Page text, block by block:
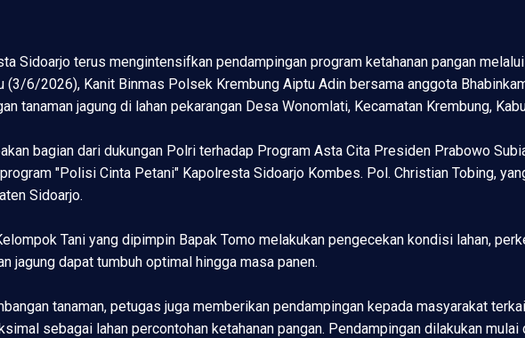
Sidoarjo terus mengintensifkan pendampingan program ketahanan pangan
(3/6/2026), Kanit Binmas Polsek Krembung Aiptu Adin bersama anggota
tanaman jagung di lahan pekarangan Desa Wonomlati, Kecamatan Krembung,
bagian dari dukungan Polri terhadap Program Asta Cita Presiden Prabowo
"Polisi Cinta Petani" Kapolresta Sidoarjo Kombes. Pol. Christian Tobing,
Sidoarjo.
Tani yang dipimpin Bapak Tomo melakukan pengecekan kondisi lahan,
jagung dapat tumbuh optimal hingga masa panen.
tanaman, petugas juga memberikan pendampingan kepada masyarakat
sebagai lahan percontohan ketahanan pangan. Pendampingan dilakukan